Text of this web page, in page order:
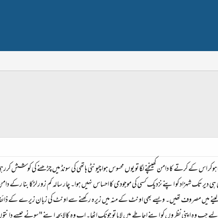
اس کے کرتے کا دامن کھینچنے لگا تو یوں محسوس ہوا چیونٹی ہاتھی کی سونڈ میں چڑھنے کی کوشش
دیر تک شہزاد کو اپنے نزدیک کسی کی موجودی کا احساس نہیں ہوا۔ چار سالہ کم زور لڑکا بنا
میں مصروف تھیں۔ ویسے بھی اونٹ کے منہ میں زیرہ رکھنے سے اونٹ کی زبان زیرے کے